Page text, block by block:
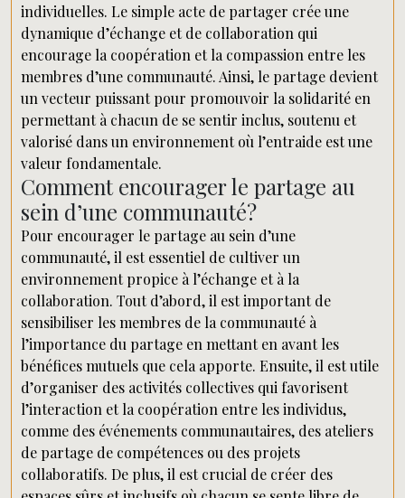
individuelles. Le simple acte de partager crée une
dynamique d’échange et de collaboration qui
encourage la coopération et la compassion entre les
membres d’une communauté. Ainsi, le partage devient
un vecteur puissant pour promouvoir la solidarité en
permettant à chacun de se sentir inclus, soutenu et
valorisé dans un environnement où l’entraide est une
valeur fondamentale.
Comment encourager le partage au
sein d’une communauté?
Pour encourager le partage au sein d’une
communauté, il est essentiel de cultiver un
environnement propice à l’échange et à la
collaboration. Tout d’abord, il est important de
sensibiliser les membres de la communauté à
l’importance du partage en mettant en avant les
bénéfices mutuels que cela apporte. Ensuite, il est utile
d’organiser des activités collectives qui favorisent
l’interaction et la coopération entre les individus,
comme des événements communautaires, des ateliers
de partage de compétences ou des projets
collaboratifs. De plus, il est crucial de créer des